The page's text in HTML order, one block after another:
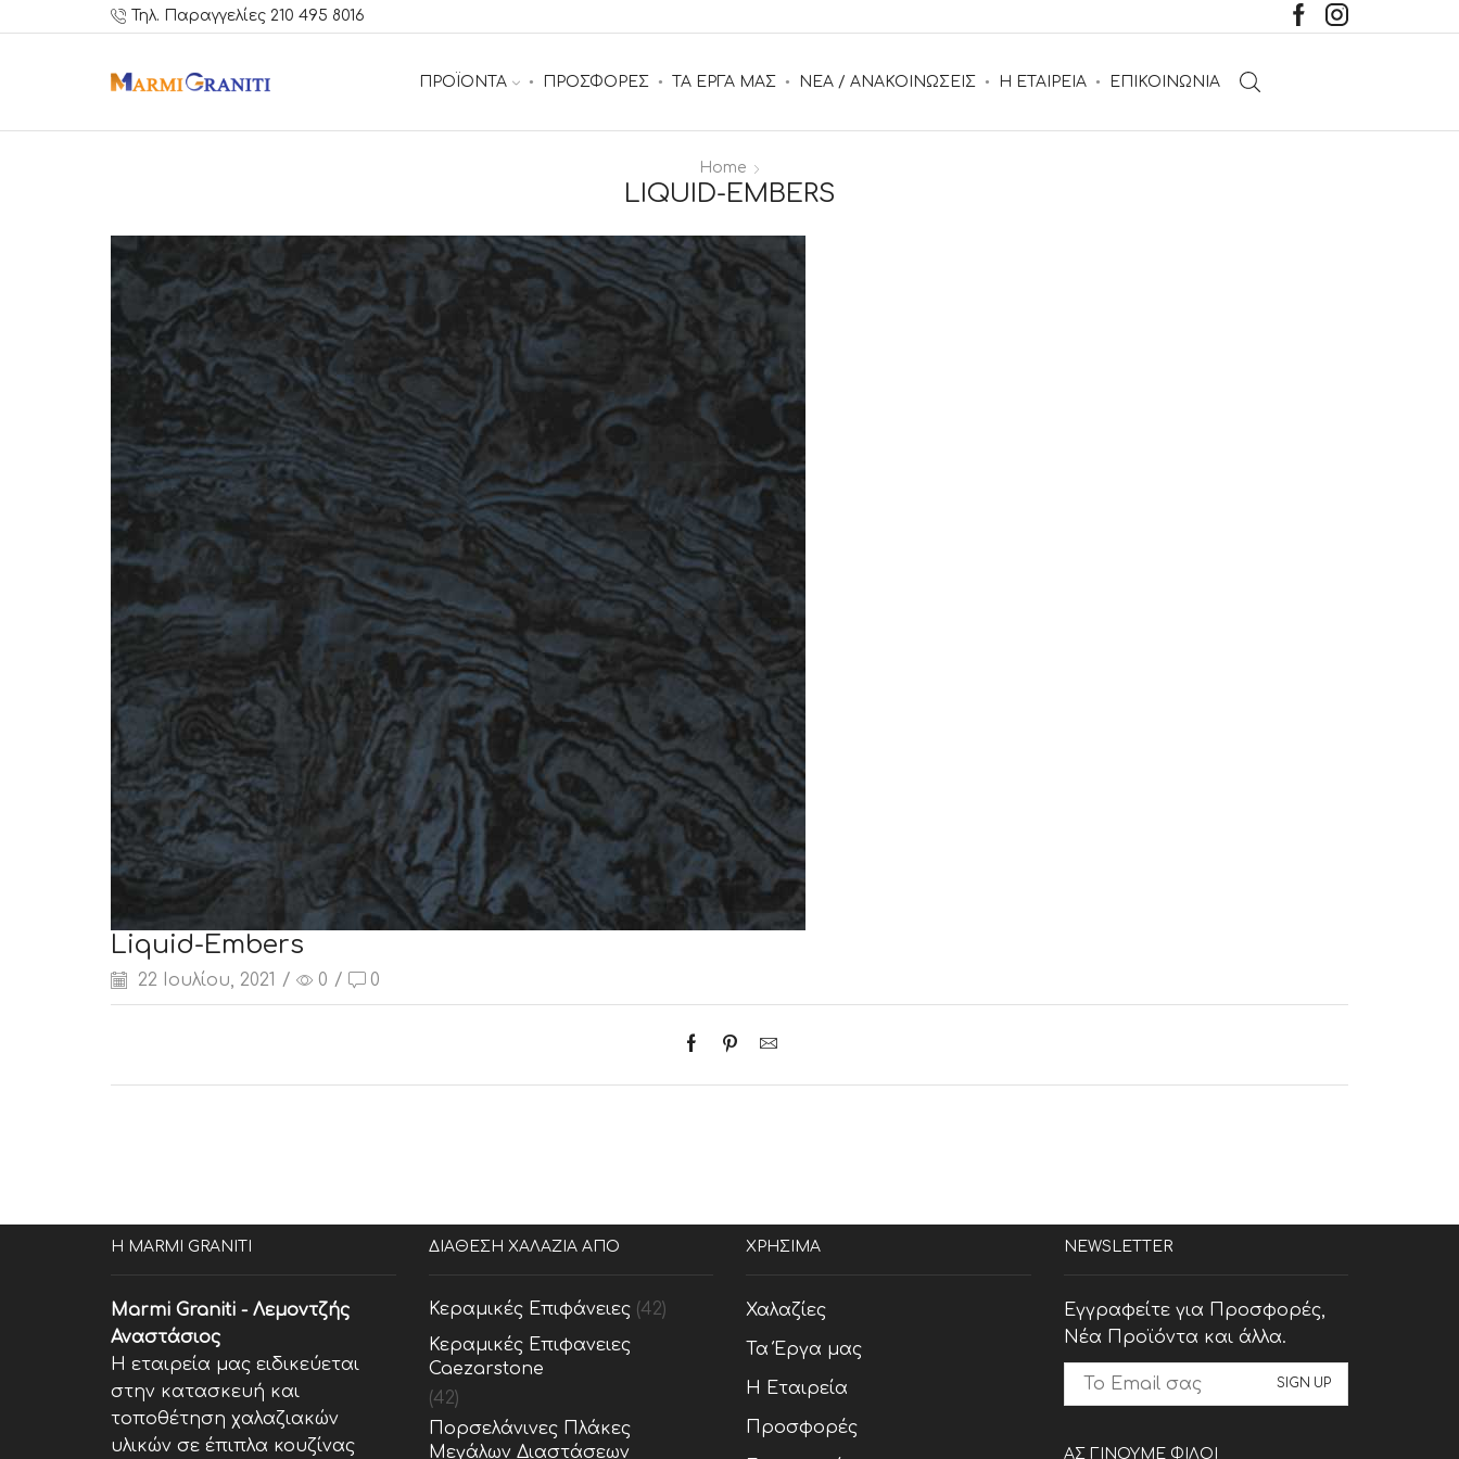
Τηλ. Παραγγελίες 210 495 8016
ΠΡΟΪΟΝΤΑ ΠΡΟΣΦΟΡΕΣ ΤΑ ΕΡΓΑ ΜΑΣ ΝΕΑ / ΑΝΑΚΟΙΝΩΣΕΙΣ Η ΕΤΑΙΡΕΙΑ ΕΠΙΚΟΙΝΩΝΙΑ
Home
LIQUID-EMBERS
Liquid-Embers
22 Ιουλίου, 2021 / 0 / 0
Η MARMI GRANITI
Marmi Graniti - Λεμοντζής
Αναστάσιος
Η εταιρεία μας ειδικεύεται
στην κατασκευή και
τοποθέτηση χαλαζιακών
υλικών σε έπιπλα κουζίνας
ΔΙΑΘΕΣΗ ΧΑΛΑΖΙΑ ΑΠΟ
Κεραμικές Επιφάνειες (42)
Κεραμικές Επιφανειες
Caezarstone
(42)
Πορσελάνινες Πλάκες
Μεγάλων Διαστάσεων
ΧΡΗΣΙΜΑ
Χαλαζίες
Τα Έργα μας
Η Εταιρεία
Προσφορές
NEWSLETTER
Εγγραφείτε για Προσφορές,
Νέα Προϊόντα και άλλα.
ΑΣ ΓΙΝΟΥΜΕ ΦΙΛΟΙ